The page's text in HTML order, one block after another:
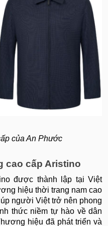
của An Phước
cao cấp Aristino
được thành lập tại Việt
hiệu thời trang nam cao
người Việt trở nên phong
thức niềm tự hào về dân
hiệu đã phát triển và